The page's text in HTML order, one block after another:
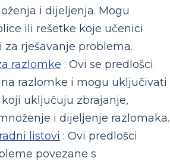
i dijeljenja. Mogu
ili rešetke koje učenici
rješavanje problema.
razlomke : Ovi se predlošci
razlomke i mogu uključivati
uključuju zbrajanje,
i dijeljenje razlomaka.
listovi : Ovi predlošci
povezane s